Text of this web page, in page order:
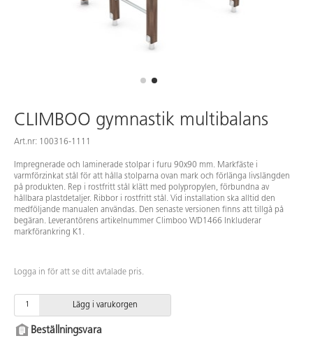
CLIMBOO gymnastik multibalans
Art.nr: 100316-1111
Impregnerade och laminerade stolpar i furu 90x90 mm. Markfäste i
varmförzinkat stål för att hålla stolparna ovan mark och förlänga livslängden
på produkten. Rep i rostfritt stål klätt med polypropylen, förbundna av
hållbara plastdetaljer. Ribbor i rostfritt stål. Vid installation ska alltid den
medföljande manualen användas. Den senaste versionen finns att tillgå på
begäran. Leverantörens artikelnummer Climboo WD1466 Inkluderar
markförankring K1.
Logga in för att se ditt avtalade pris.
Lägg i varukorgen
Beställningsvara